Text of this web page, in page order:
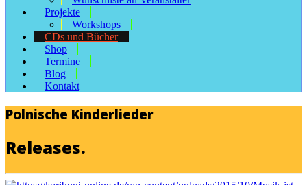
Projekte
Workshops
CDs und Bücher
Shop
Termine
Blog
Kontakt
Polnische Kinderlieder
Releases.